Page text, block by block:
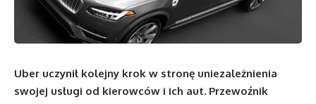
Uber uczynił kolejny krok w stronę uniezależnienia
swojej usługi od kierowców i ich aut. Przewoźnik